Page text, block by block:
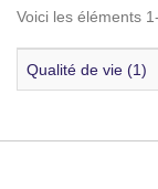
Voici les éléments
Qualité de vie (1)